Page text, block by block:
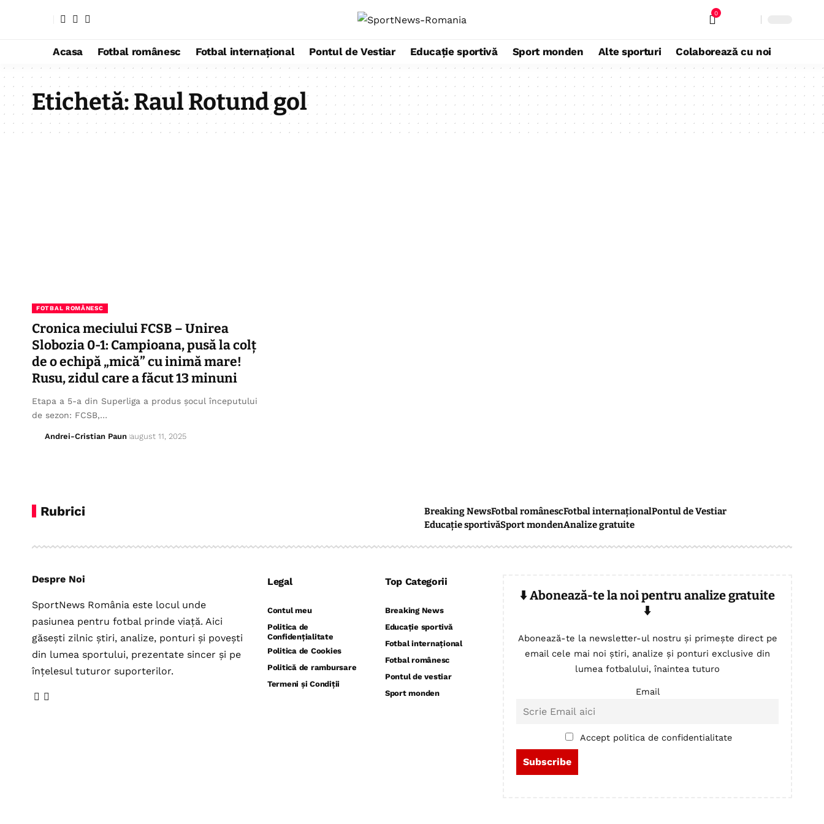
0
Acasa Fotbal românesc Fotbal internațional Pontul de Vestiar Educație sportivă Sport monden Alte sporturi Colaborează cu noi
Etichetă:Raul Rotund gol
FOTBAL ROMÂNESC
Cronica meciului FCSB – Unirea
Slobozia 0-1: Campioana, pusă la colț
de o echipă „mică” cu inimă mare!
Rusu, zidul care a făcut 13 minuni
Etapa a 5-a din Superliga a produs șocul începutului
de sezon: FCSB,…
Andrei-Cristian Paun august 11, 2025
Rubrici Breaking NewsFotbal românescFotbal internaționalPontul de Vestiar
Educație sportivăSport mondenAnalize gratuite
Despre Noi
SportNews România este locul unde
pasiunea pentru fotbal prinde viață. Aici
găsești zilnic știri, analize, ponturi și povești
din lumea sportului, prezentate sincer și pe
înțelesul tuturor suporterilor.
Legal
Contul meu
Politica de
Confidențialitate
Politica de Cookies
Politică de rambursare
Termeni și Condiții
Top Categorii
Breaking News
Educație sportivă
Fotbal internațional
Fotbal românesc
Pontul de vestiar
Sport monden
⬇️ Abonează-te la noi pentru analize gratuite
⬇️
Abonează-te la newsletter-ul nostru și primește direct pe
email cele mai noi știri, analize și ponturi exclusive din
lumea fotbalului, înaintea tuturo
Email
Accept politica de confidentialitate